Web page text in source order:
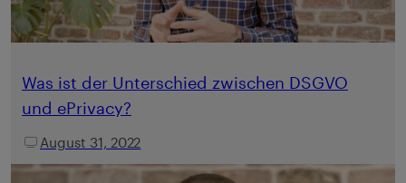
Was ist der Unterschied zwischen DSGVO
und ePrivacy?
August 31, 2022